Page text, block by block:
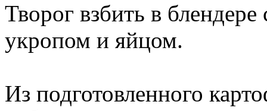
Творог взбить в
укропом и яйцом.
Из подготовленного